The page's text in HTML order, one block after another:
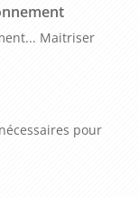
Maitriser
pour